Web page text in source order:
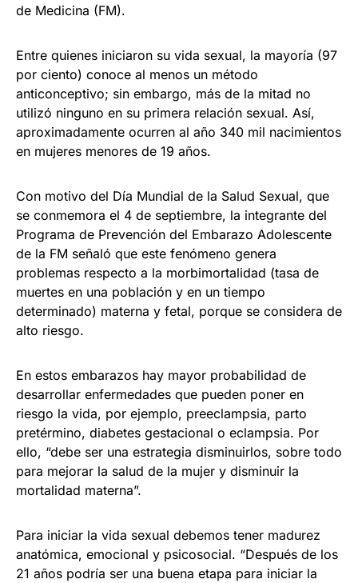
de Medicina (FM).
Entre quienes iniciaron su vida sexual, la mayoría (97
por ciento) conoce al menos un método
anticonceptivo; sin embargo, más de la mitad no
utilizó ninguno en su primera relación sexual. Así,
aproximadamente ocurren al año 340 mil nacimientos
en mujeres menores de 19 años.
Con motivo del Día Mundial de la Salud Sexual, que
se conmemora el 4 de septiembre, la integrante del
Programa de Prevención del Embarazo Adolescente
de la FM señaló que este fenómeno genera
problemas respecto a la morbimortalidad (tasa de
muertes en una población y en un tiempo
determinado) materna y fetal, porque se considera de
alto riesgo.
En estos embarazos hay mayor probabilidad de
desarrollar enfermedades que pueden poner en
riesgo la vida, por ejemplo, preeclampsia, parto
pretérmino, diabetes gestacional o eclampsia. Por
ello, “debe ser una estrategia disminuirlos, sobre todo
para mejorar la salud de la mujer y disminuir la
mortalidad materna”.
Para iniciar la vida sexual debemos tener madurez
anatómica, emocional y psicosocial. “Después de los
21 años podría ser una buena etapa para iniciar la